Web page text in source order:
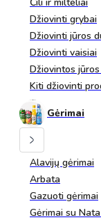
Džiovinti grybai
Džiovinti jūros
Džiovinti vaisiai
Džiovintos
Kiti džiovinti
Gėrimai
Alavijų gėrimai
Arbata
Gazuoti gėrimai
Gėrimai su